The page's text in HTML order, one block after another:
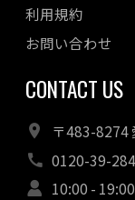
利用規約
お問い合わせ
CONTACT US
〒483-8274
0120-39-
10:00 -